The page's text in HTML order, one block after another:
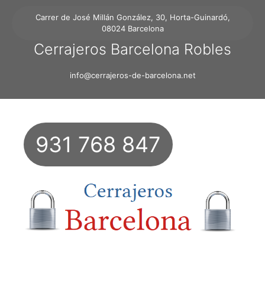
Carrer de José Millán González, 30, Horta-Guinardó,
08024 Barcelona
Cerrajeros Barcelona Robles
info@cerrajeros-de-barcelona.net
931 768 847